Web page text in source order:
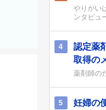
やりがい
ンタビュ
4
認定薬
取得の
薬剤師の
5
妊婦の